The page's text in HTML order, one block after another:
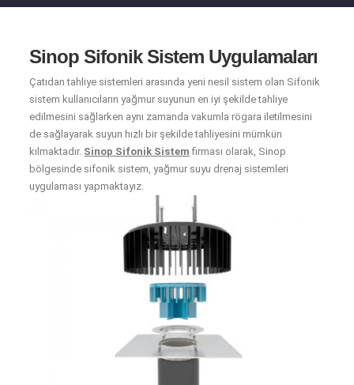
Sinop Sifonik Sistem Uygulamaları
Çatıdan tahliye sistemleri arasında yeni nesil sistem olan Sifonik
sistem kullanıcıların yağmur suyunun en iyi şekilde tahliye
edilmesini sağlarken aynı zamanda vakumla rögara iletilmesini
de sağlayarak suyun hızlı bir şekilde tahliyesini mümkün
kılmaktadır. Sinop Sifonik Sistem firması olarak, Sinop
bölgesinde sifonik sistem, yağmur suyu drenaj sistemleri
uygulaması yapmaktayız.